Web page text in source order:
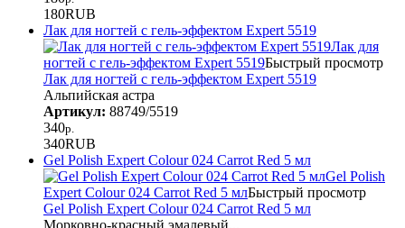
180RUB
Лак для ногтей с гель-эффектом Expert 5519
Лак для
ногтей с гель-эффектом Expert 5519Быстрый просмотр
Лак для ногтей с гель-эффектом Expert 5519
Альпийская астра
Артикул: 88749/5519
340р.
340RUB
Gel Polish Expert Colour 024 Carrot Red 5 мл
Gel Polish
Expert Colour 024 Carrot Red 5 млБыстрый просмотр
Gel Polish Expert Colour 024 Carrot Red 5 мл
Морковно-красный эмалевый...